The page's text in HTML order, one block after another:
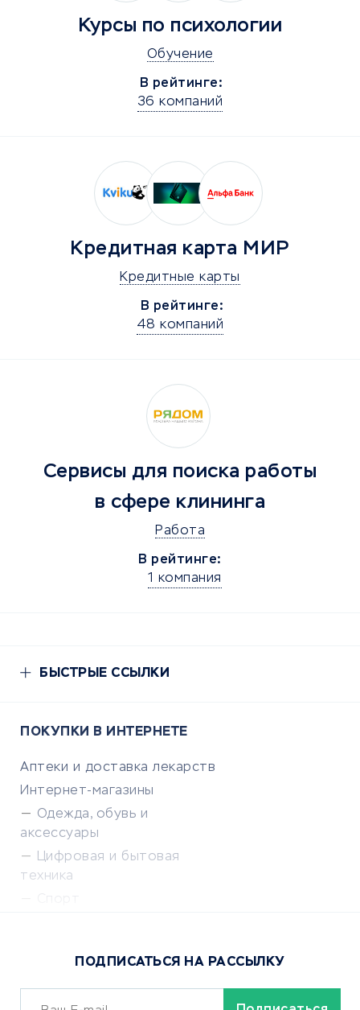
Курсы по психологии
Обучение
В рейтинге:
36 компаний
Кредитная карта МИР
Кредитные карты
В рейтинге:
48 компаний
Сервисы для поиска работы
в сфере клининга
Работа
В рейтинге:
1 компания
БЫСТРЫЕ ССЫЛКИ
ПОКУПКИ В ИНТЕРНЕТЕ
Аптеки и доставка лекарств
Интернет-магазины
Одежда, обувь и
аксессуары
Цифровая и бытовая
техника
Сервисы доставки
ПОДПИСАТЬСЯ НА РАССЫЛКУ